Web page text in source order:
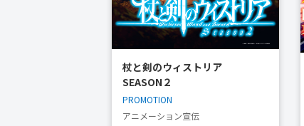
杖と剣のウィストリア
SEASON２
PROMOTION
アニメーション宣伝